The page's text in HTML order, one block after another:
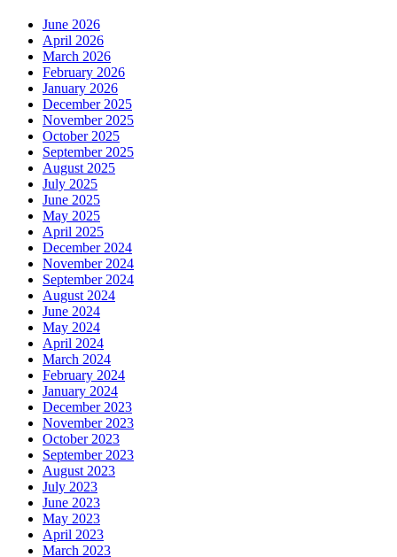
June 2026
April 2026
March 2026
February 2026
January 2026
December 2025
November 2025
October 2025
September 2025
August 2025
July 2025
June 2025
May 2025
April 2025
December 2024
November 2024
September 2024
August 2024
June 2024
May 2024
April 2024
March 2024
February 2024
January 2024
December 2023
November 2023
October 2023
September 2023
August 2023
July 2023
June 2023
May 2023
April 2023
March 2023